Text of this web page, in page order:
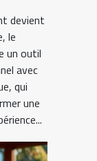
devient
le
un outil
avec
qui
une